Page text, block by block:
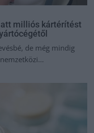
milliós kártérítést
de még mindig